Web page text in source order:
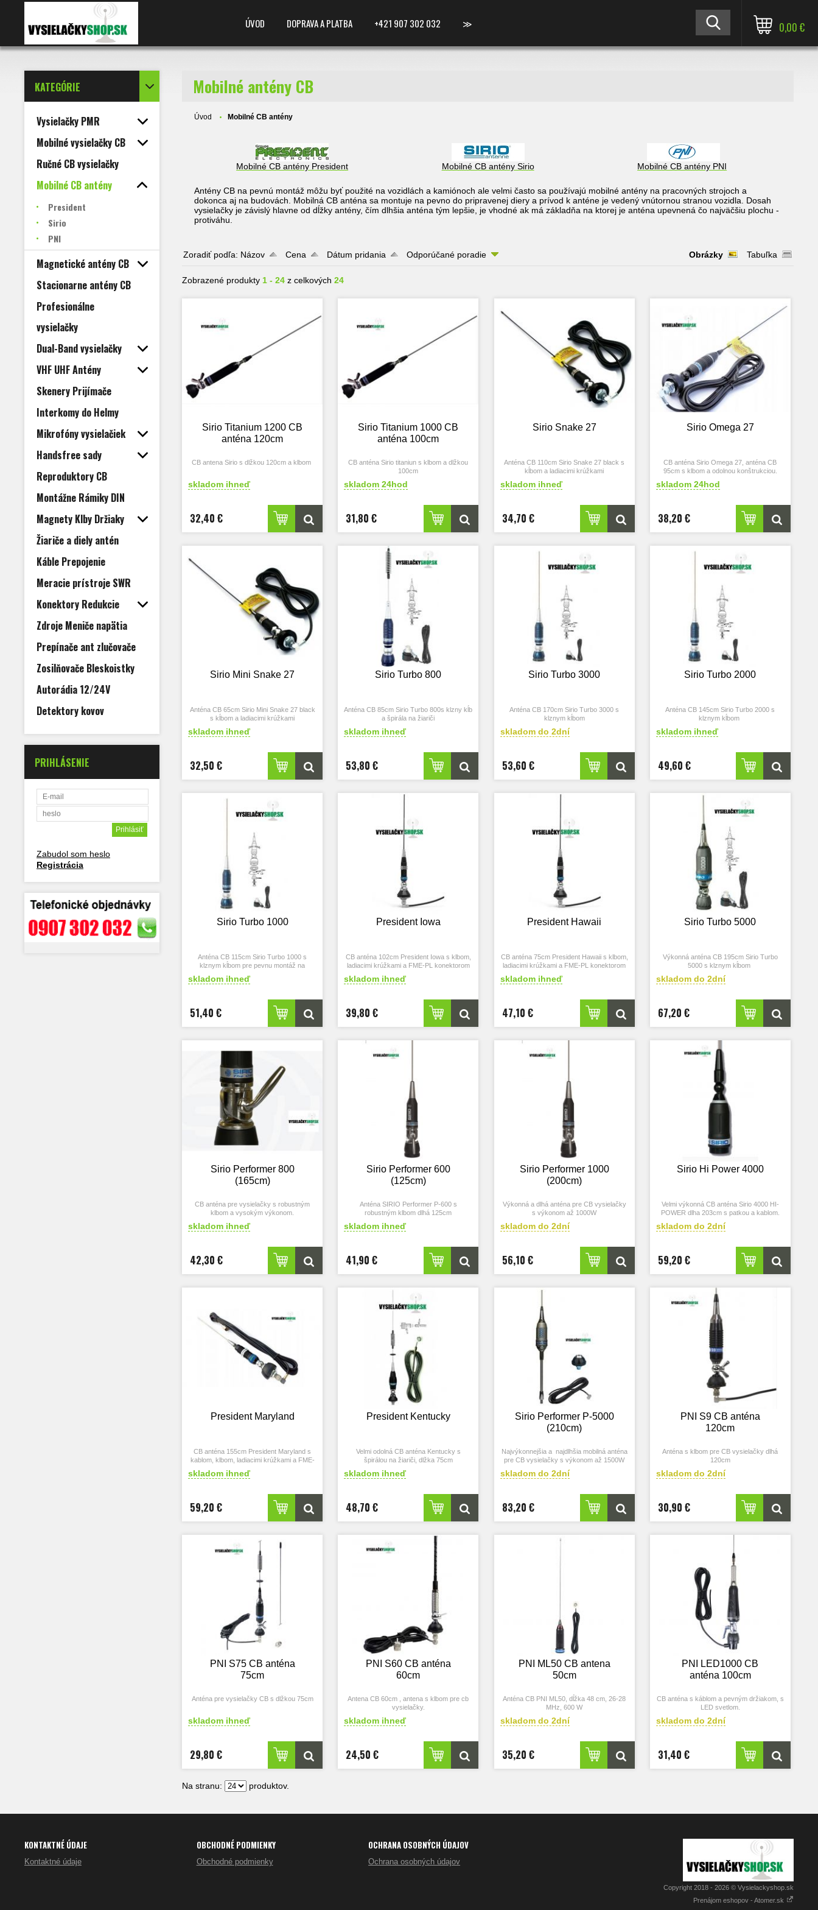
ÚVOD DOPRAVA A PLATBA +421 907 302 032 ≫ 0,00 €
KATEGÓRIE
Vysielačky PMR
Mobilné vysielačky CB
Ručné CB vysielačky
Mobilné CB antény
President
Sirio
PNI
Magnetické antény CB
Stacionarne antény CB
Profesionálne
vysielačky
Dual-Band vysielačky
VHF UHF Antény
Skenery Prijímače
Interkomy do Helmy
Mikrofóny vysielačiek
Handsfree sady
Reproduktory CB
Montážne Rámiky DIN
Magnety Klby Držiaky
Žiariče a diely antén
Káble Prepojenie
Meracie prístroje SWR
Konektory Redukcie
Zdroje Meniče napätia
Prepínače ant zlučovače
Zosilňovače Bleskoistky
Autorádia 12/24V
Detektory kovov
PRIHLÁSENIE
Zabudol som heslo
Registrácia
Mobilné antény CB
Úvod Mobilné CB antény
Mobilné CB antény President Mobilné CB antény Sirio Mobilné CB antény PNI
Antény CB na pevnú montáž môžu byť použité na vozidlách a kamiónoch ale velmi často sa používajú mobilné antény na pracovných strojoch a
dokonca aj na budovách. Mobilná CB anténa sa montuje na pevno do pripravenej diery a prívod k anténe je vedený vnútornou stranou vozidla. Dosah
vysielačky je závislý hlavne od dĺžky antény, čím dlhšia anténa tým lepšie, je vhodné ak má základňa na ktorej je anténa upevnená čo najväčšiu plochu -
protiváhu.
Zoradiť podľa: Názov Cena Dátum pridania Odporúčané poradie Obrázky Tabuľka
Zobrazené produkty 1 - 24 z celkových24
Sirio Titanium 1200 CB
anténa 120cm
CB antena Sirio s dlžkou 120cm a klbom
skladom ihneď
32,40 €
Sirio Titanium 1000 CB
anténa 100cm
CB anténa Sirio titaniun s klbom a dlžkou
100cm
skladom 24hod
31,80 €
Sirio Snake 27
Anténa CB 110cm Sirio Snake 27 black s
kĺbom a ladiacimi krúžkami
skladom ihneď
34,70 €
Sirio Omega 27
CB anténa Sirio Omega 27, anténa CB
95cm s klbom a odolnou konštrukciou.
skladom 24hod
38,20 €
Sirio Mini Snake 27
Anténa CB 65cm Sirio Mini Snake 27 black
s kĺbom a ladiacimi krúžkami
skladom ihneď
32,50 €
Sirio Turbo 800
Anténa CB 85cm Sirio Turbo 800s klzny kĺb
a špirála na žiariči
skladom ihneď
53,80 €
Sirio Turbo 3000
Anténa CB 170cm Sirio Turbo 3000 s
klznym kĺbom
skladom do 2dní
53,60 €
Sirio Turbo 2000
Anténa CB 145cm Sirio Turbo 2000 s
klznym kĺbom
skladom ihneď
49,60 €
Sirio Turbo 1000
Anténa CB 115cm Sirio Turbo 1000 s
klznym kĺbom pre pevnu montáž na
skladom ihneď
51,40 €
President Iowa
CB anténa 102cm President Iowa s klbom,
ladiacimi krúžkami a FME-PL konektorom
skladom ihneď
39,80 €
President Hawaii
CB anténa 75cm President Hawaii s klbom,
ladiacimi krúžkami a FME-PL konektorom
skladom ihneď
47,10 €
Sirio Turbo 5000
Výkonná anténa CB 195cm Sirio Turbo
5000 s klznym kĺbom
skladom do 2dní
67,20 €
Sirio Performer 800
(165cm)
CB anténa pre vysielačky s robustným
klbom a vysokým výkonom.
skladom ihneď
42,30 €
Sirio Performer 600
(125cm)
Anténa SIRIO Performer P-600 s
robustným klbom dlhá 125cm
skladom ihneď
41,90 €
Sirio Performer 1000
(200cm)
Výkonná a dlhá anténa pre CB vysielačky
s výkonom až 1000W
skladom do 2dní
56,10 €
Sirio Hi Power 4000
Velmi výkonná CB anténa Sirio 4000 HI-
POWER dlha 203cm s patkou a kablom.
skladom do 2dní
59,20 €
President Maryland
CB anténa 155cm President Maryland s
kablom, klbom, ladiacimi krúžkami a FME-
President Maryland 155cm 5dB CB anténa
skladom ihneď
59,20 €
President Kentucky
Velmi odolná CB anténa Kentucky s
špirálou na žiariči, dlžka 75cm
skladom ihneď
48,70 €
Sirio Performer P-5000
(210cm)
Najvýkonnejšia a najdlhšia mobilná anténa
pre CB vysielačky s výkonom až 1500W
skladom do 2dní
83,20 €
PNI S9 CB anténa
120cm
Anténa s klbom pre CB vysielačky dlhá
120cm
skladom do 2dní
30,90 €
PNI S75 CB anténa
75cm
Anténa pre vysielačky CB s dlžkou 75cm
skladom ihneď
29,80 €
PNI S60 CB anténa
60cm
Antena CB 60cm , antena s klbom pre cb
vysielačky.
skladom ihneď
24,50 €
PNI ML50 CB antena
50cm
Anténa CB PNI ML50, dĺžka 48 cm, 26-28
MHz, 600 W
skladom do 2dní
35,20 €
PNI LED1000 CB
anténa 100cm
CB anténa s káblom a pevným držiakom, s
LED svetlom.
skladom do 2dní
31,40 €
Na stranu: produktov.
KONTAKTNÉ ÚDAJE
Kontaktné údaje
OBCHODNÉ PODMIENKY
Obchodné podmienky
OCHRANA OSOBNÝCH ÚDAJOV
Ochrana osobných údajov
Copyright 2018 - 2026 © Vysielackyshop.sk
Prenájom eshopov - Atomer.sk